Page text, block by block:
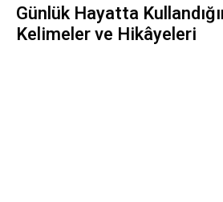
Günlük Hayatta
Kelimeler ve Hikâyeleri